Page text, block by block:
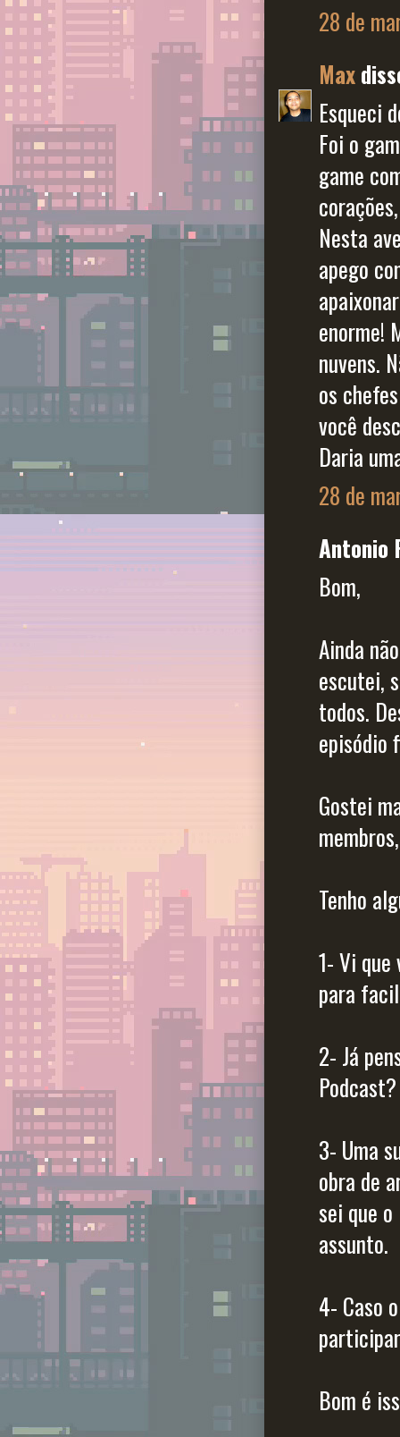
28 de
Max
Esqueci
Foi o
game
Nesta
apego
enorme!
nuvens.
os
você
Daria
28 de
Antonio
Bom,
Ainda
escutei,
todos.
episódio
Gostei
Tenho
1- Vi
para
2- Já
Podcast?
3- Uma
obra de
sei que
assunto.
4- Caso
Bom é